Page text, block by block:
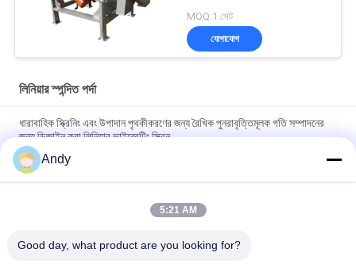
MOQ:1 সেট
যোগাযোগ
লিনিয়ার স্পন্দিত পর্দা
ধারাবাহিক স্ক্রিনিং এবং উপাদান পৃথকীকরণের জন্য রৈখিক পুনরাবৃত্তিমূলক গতি সম্পাদনের
জন্য ডিজাইন করা লিনিয়ার ভাইব্রেটিং স্ক্রিন
ধ্রুবক স্ক্রিনিং এবং স্থিতিশীল এবং অপারেশন কর্মক্ষমতা সঙ্গে উপাদান stratification
প্রদানকারী রৈখিক কম্পন পর্দা
খাদ্য, রাসায়নিক এবং নির্মাণ সামগ্রীর অ্যাপ্লিকেশনগুলির জন্য স্ক্রিনিং এবং উপাদান
Andy
5:21 AM
Good day, what product are you looking for?